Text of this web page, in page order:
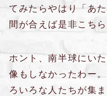
てみたらやはり「あ
間が合えば是非こち
ホント、南半球にい
像もしなかったわー
ろいろな人たちが集